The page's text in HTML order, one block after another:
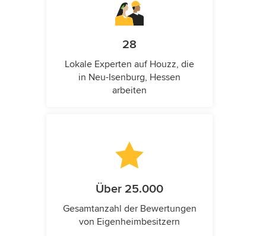
28
Lokale Experten auf Houzz, die
in Neu-Isenburg, Hessen
arbeiten
Über 25.000
Gesamtanzahl der Bewertungen
von Eigenheimbesitzern